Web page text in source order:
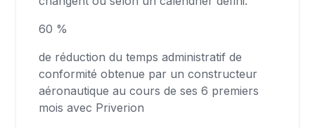
60 %
de réduction du temps administratif de
conformité obtenue par un constructeur
aéronautique au cours de ses 6 premiers
mois avec Priverion